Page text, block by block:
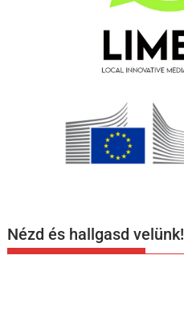
Nézd és hallgasd velünk!